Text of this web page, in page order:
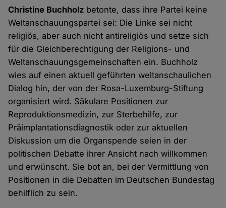
Christine Buchholz betonte, dass ihre Partei keine
Weltanschauungspartei sei: Die Linke sei nicht
religiös, aber auch nicht antireligiös und setze sich
für die Gleichberechtigung der Religions- und
Weltanschauungsgemeinschaften ein. Buchholz
wies auf einen aktuell geführten weltanschaulichen
Dialog hin, der von der Rosa-Luxemburg-Stiftung
organisiert wird. Säkulare Positionen zur
Reproduktionsmedizin, zur Sterbehilfe, zur
Präimplantationsdiagnostik oder zur aktuellen
Diskussion um die Organspende seien in der
politischen Debatte ihrer Ansicht nach willkommen
und erwünscht. Sie bot an, bei der Vermittlung von
Positionen in die Debatten im Deutschen Bundestag
behilflich zu sein.